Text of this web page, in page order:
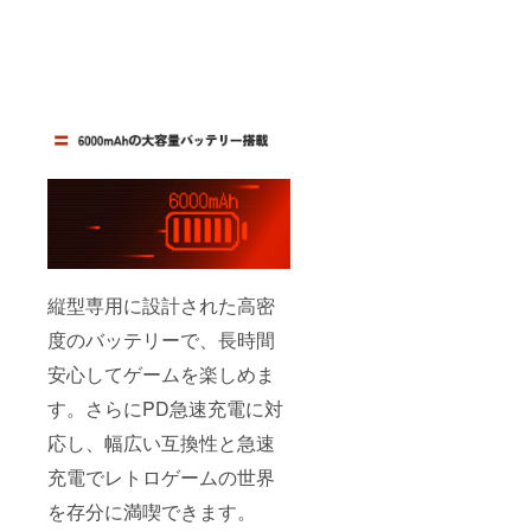
縦型専用に設計された高密
度のバッテリーで、長時間
安心してゲームを楽しめま
す。さらにPD急速充電に対
応し、幅広い互換性と急速
充電でレトロゲームの世界
を存分に満喫できます。